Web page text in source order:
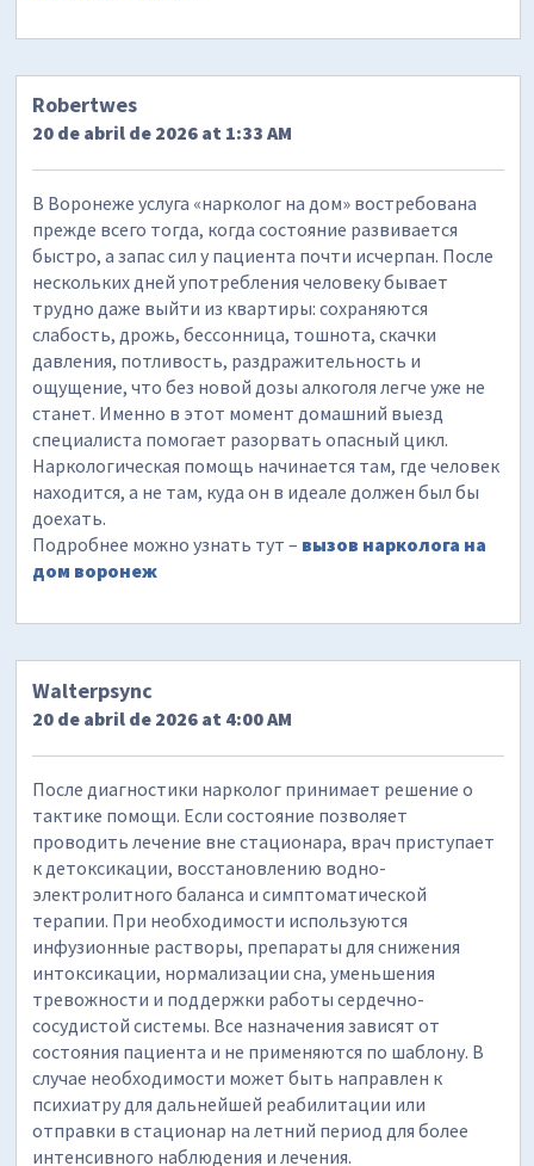
Robertwes
20 de abril de 2026 at 1:33 AM
В Воронеже услуга «нарколог на дом» востребована
прежде всего тогда, когда состояние развивается
быстро, а запас сил у пациента почти исчерпан. После
нескольких дней употребления человеку бывает
трудно даже выйти из квартиры: сохраняются
слабость, дрожь, бессонница, тошнота, скачки
давления, потливость, раздражительность и
ощущение, что без новой дозы алкоголя легче уже не
станет. Именно в этот момент домашний выезд
специалиста помогает разорвать опасный цикл.
Наркологическая помощь начинается там, где человек
находится, а не там, куда он в идеале должен был бы
доехать.
Подробнее можно узнать тут – вызов нарколога на
дом воронеж
Walterpsync
20 de abril de 2026 at 4:00 AM
После диагностики нарколог принимает решение о
тактике помощи. Если состояние позволяет
проводить лечение вне стационара, врач приступает
к детоксикации, восстановлению водно-
электролитного баланса и симптоматической
терапии. При необходимости используются
инфузионные растворы, препараты для снижения
интоксикации, нормализации сна, уменьшения
тревожности и поддержки работы сердечно-
сосудистой системы. Все назначения зависят от
состояния пациента и не применяются по шаблону. В
случае необходимости может быть направлен к
психиатру для дальнейшей реабилитации или
отправки в стационар на летний период для более
интенсивного наблюдения и лечения.